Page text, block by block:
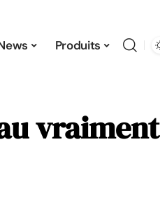
Produits
vraiment